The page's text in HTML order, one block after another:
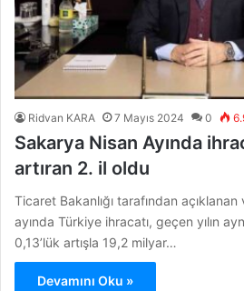
Ridvan KARA 7 Mayıs 2024 0
Sakarya Nisan Ayında
artıran 2. il oldu
Ticaret Bakanlığı tarafından
ayında Türkiye ihracatı, geçen yılın
0,13’lük artışla 19,2 milyar…
Devamını Oku »